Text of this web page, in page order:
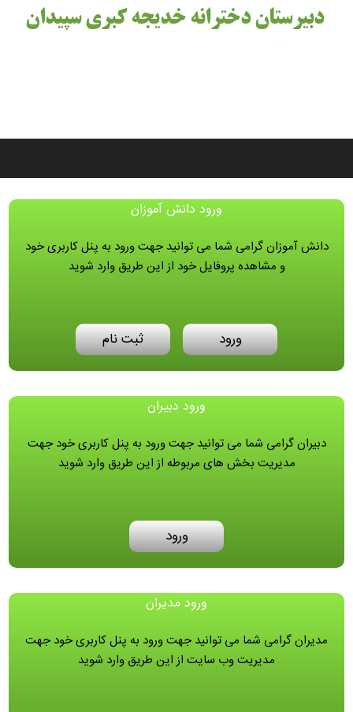
دبیرستان دخترانه خدیجه کبری سپیدان
ورود دانش آموزان
دانش آموزان گرامی شما می توانید جهت ورود به پنل کاربری خود
و مشاهده پروفایل خود از این طریق وارد شوید
ورود ثبت نام
ورود دبیران
دبیران گرامی شما می توانید جهت ورود به پنل کاربری خود جهت
مدیریت بخش های مربوطه از این طریق وارد شوید
ورود
ورود مدیران
مدیران گرامی شما می توانید جهت ورود به پنل کاربری خود جهت
مدیریت وب سایت از این طریق وارد شوید